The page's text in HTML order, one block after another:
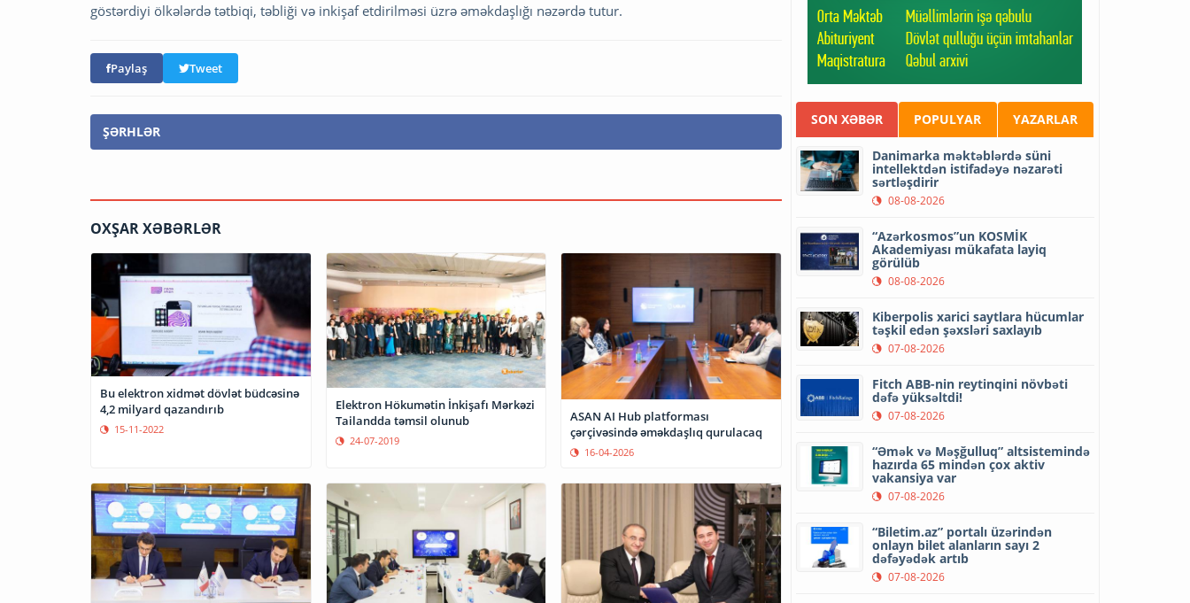
göstərdiyi ölkələrdə tətbiqi, təbliği və inkişaf etdirilməsi üzrə əməkdaşlığı nəzərdə tutur.
Paylaş Tweet
ŞƏRHLƏR
OXŞAR XƏBƏRLƏR
Bu elektron xidmət dövlət büdcəsinə
4,2 milyard qazandırıb
15-11-2022
Elektron Hökumətin İnkişafı Mərkəzi
Tailandda təmsil olunub
24-07-2019
ASAN AI Hub platforması
çərçivəsində əməkdaşlıq qurulacaq
16-04-2026
SON XƏBƏR POPULYAR YAZARLAR
Danimarka məktəblərdə süni
intellektdən istifadəyə nəzarəti
sərtləşdirir
08-08-2026
“Azərkosmos”un KOSMİK
Akademiyası mükafata layiq
görülüb
08-08-2026
Kiberpolis xarici saytlara hücumlar
təşkil edən şəxsləri saxlayıb
07-08-2026
Fitch ABB-nin reytinqini növbəti
dəfə yüksəltdi!
07-08-2026
“Əmək və Məşğulluq” altsistemində
hazırda 65 mindən çox aktiv
vakansiya var
07-08-2026
“Biletim.az” portalı üzərindən
onlayn bilet alanların sayı 2
dəfəyədək artıb
07-08-2026